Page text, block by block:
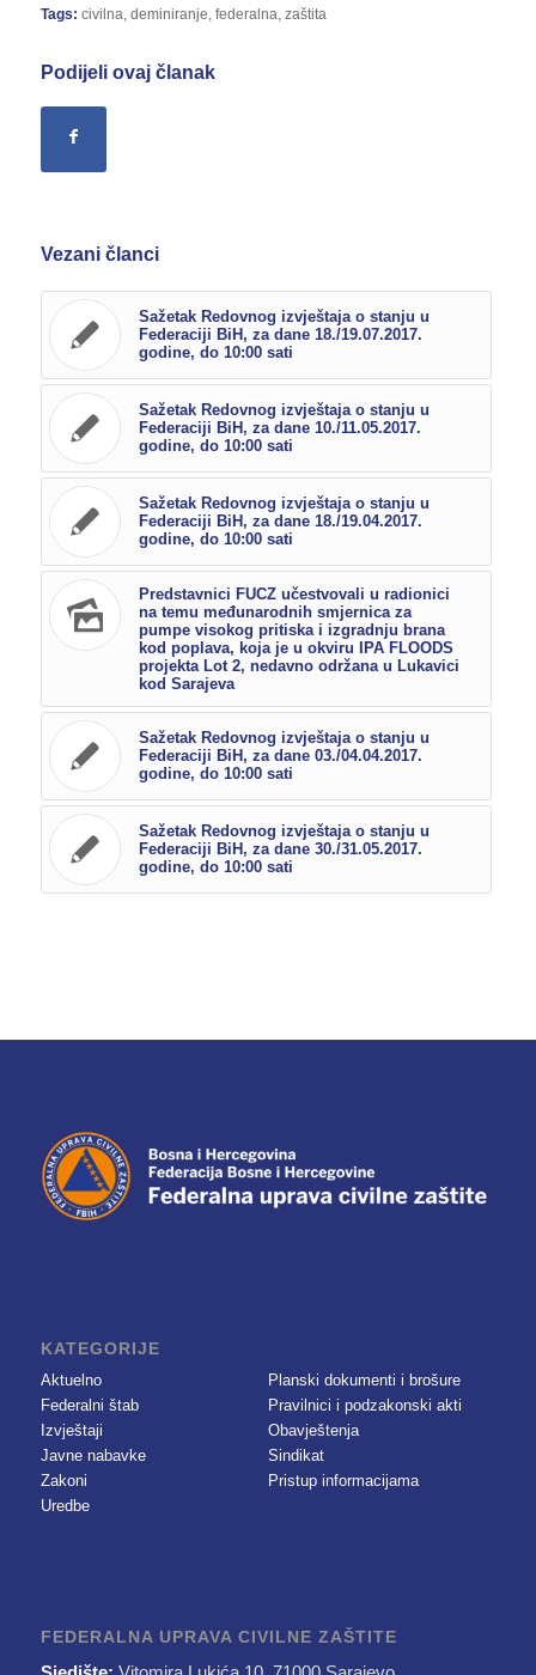
Tags: civilna deminiranje federalna zaštita
Podijeli ovaj članak
Vezani članci
Sažetak Redovnog izvještaja o stanju u
Federaciji BiH, za dane 18./19.07.2017.
godine, do 10:00 sati
Sažetak Redovnog izvještaja o stanju u
Federaciji BiH, za dane 10./11.05.2017.
godine, do 10:00 sati
Sažetak Redovnog izvještaja o stanju u
Federaciji BiH, za dane 18./19.04.2017.
godine, do 10:00 sati
Predstavnici FUCZ učestvovali u radionici
na temu međunarodnih smjernica za
pumpe visokog pritiska i izgradnju brana
kod poplava, koja je u okviru IPA FLOODS
projekta Lot 2, nedavno održana u Lukavici
kod Sarajeva
Sažetak Redovnog izvještaja o stanju u
Federaciji BiH, za dane 03./04.04.2017.
godine, do 10:00 sati
Sažetak Redovnog izvještaja o stanju u
Federaciji BiH, za dane 30./31.05.2017.
godine, do 10:00 sati
KATEGORIJE
Aktuelno
Federalni štab
Izvještaji
Javne nabavke
Zakoni
Uredbe
Planski dokumenti i brošure
Pravilnici i podzakonski akti
Obavještenja
Sindikat
Pristup informacijama
FEDERALNA UPRAVA CIVILNE ZAŠTITE